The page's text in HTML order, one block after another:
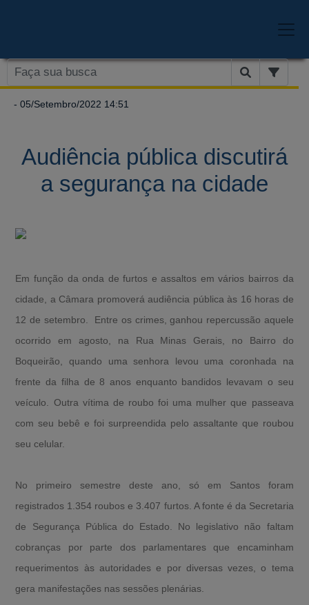
- 05/Setembro/2022 14:51
Audiência pública discutirá
a segurança na cidade
Em função da onda de furtos e assaltos em vários bairros da
cidade, a Câmara promoverá audiência pública às 16 horas de
12 de setembro. Entre os crimes, ganhou repercussão aquele
ocorrido em agosto, na Rua Minas Gerais, no Bairro do
Boqueirão, quando uma senhora levou uma coronhada na
frente da filha de 8 anos enquanto bandidos levavam o seu
veículo. Outra vítima de roubo foi uma mulher que passeava
com seu bebê e foi surpreendida pelo assaltante que roubou
seu celular.
No primeiro semestre deste ano, só em Santos foram
registrados 1.354 roubos e 3.407 furtos. A fonte é da Secretaria
de Segurança Pública do Estado. No legislativo não faltam
cobranças por parte dos parlamentares que encaminham
requerimentos às autoridades e por diversas vezes, o tema
gera manifestações nas sessões plenárias.